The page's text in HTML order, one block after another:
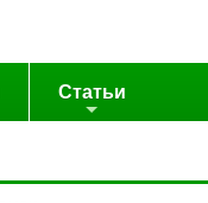
Статьи